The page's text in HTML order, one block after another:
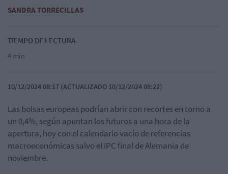
SANDRA TORRECILLAS
TIEMPO DE LECTURA
4 min
10/12/2024 08:17 (ACTUALIZADO 10/12/2024 08:22)
Las bolsas europeas podrían abrir con recortes en torno a
un 0,4%, según apuntan los futuros a una hora de la
apertura, hoy con el calendario vacío de referencias
macroeconómicas salvo el IPC final de Alemania de
noviembre.